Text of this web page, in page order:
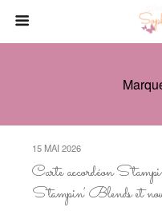
15 MAI 2026
Carte accordéon
Stampin’ Blends et